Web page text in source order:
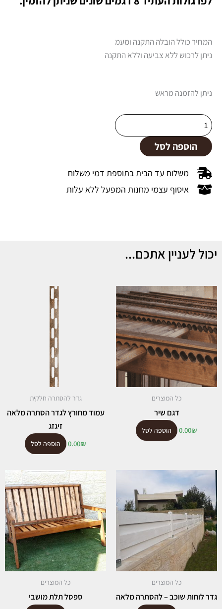
המחיר כולל הובלה התקנה ומעמ
ניתן לרכוש ללא צביעה וללא התקנה
ניתן להזמנה מראש
כמות
דגם
נופר
הוספה לסל
משלוח עד הבית בתוספת דמי משלוח​
איסוף עצמי מחנות המפעל ללא עלות​
יכול לעניין אתכם...
כל המוצרים
דגם שיר
0.00₪ הוספה לסל
גדר להסתרה חלקית
עמוד מחורץ לגדר הסתרה מלאה
זיגזג
0.00₪ הוספה לסל
כל המוצרים
גדר לוחות שוכב – להסתרה מלאה
כל המוצרים
ספסל תלת מושבי